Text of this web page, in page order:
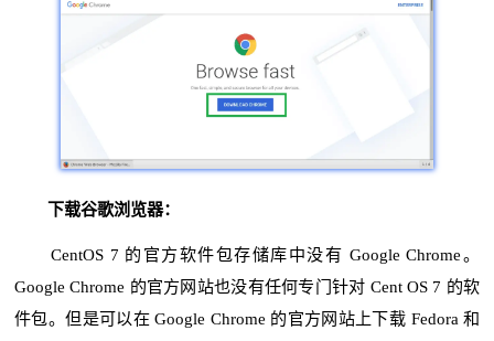
下载谷歌浏览器：
CentOS 7 的官方软件包存储库中没有 Google Chrome。
Google Chrome 的官方网站也没有任何专门针对 Cent OS 7 的软
件包。但是可以在 Google Chrome 的官方网站上下载 Fedora 和